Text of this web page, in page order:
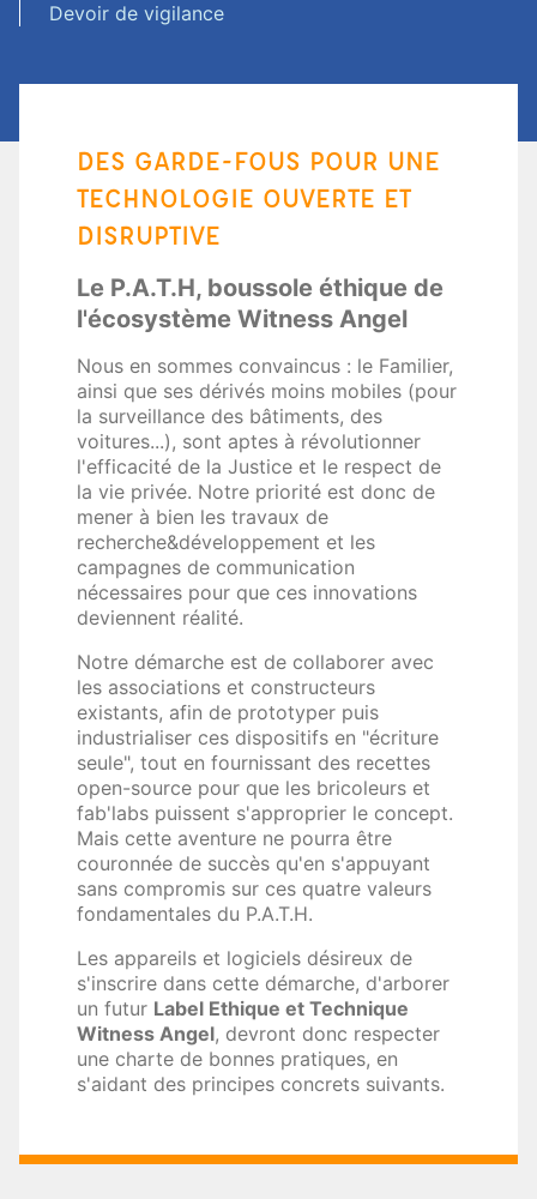
Devoir de vigilance
DES GARDE-FOUS POUR UNE
TECHNOLOGIE OUVERTE ET
DISRUPTIVE
Le P.A.T.H, boussole éthique de
l'écosystème Witness Angel
Nous en sommes convaincus : le Familier,
ainsi que ses dérivés moins mobiles (pour
la surveillance des bâtiments, des
voitures...), sont aptes à révolutionner
l'efficacité de la Justice et le respect de
la vie privée. Notre priorité est donc de
mener à bien les travaux de
recherche&développement et les
campagnes de communication
nécessaires pour que ces innovations
deviennent réalité.
Notre démarche est de collaborer avec
les associations et constructeurs
existants, afin de prototyper puis
industrialiser ces dispositifs en "écriture
seule", tout en fournissant des recettes
open-source pour que les bricoleurs et
fab'labs puissent s'approprier le concept.
Mais cette aventure ne pourra être
couronnée de succès qu'en s'appuyant
sans compromis sur ces quatre valeurs
fondamentales du P.A.T.H.
Les appareils et logiciels désireux de
s'inscrire dans cette démarche, d'arborer
un futur Label Ethique et Technique
Witness Angel, devront donc respecter
une charte de bonnes pratiques, en
s'aidant des principes concrets suivants.